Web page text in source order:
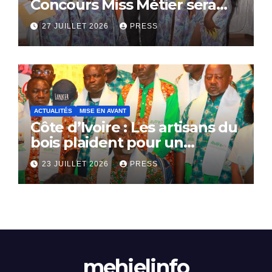
Concours Miss Métier sera
bientôt lance.
27 JUILLET 2026 PRESS
ACTUALITÉS MISE EN AVANT
Côte d’Ivoire : Les artisans du
bois plaident pour un
dialogue national
23 JUILLET 2026 PRESS